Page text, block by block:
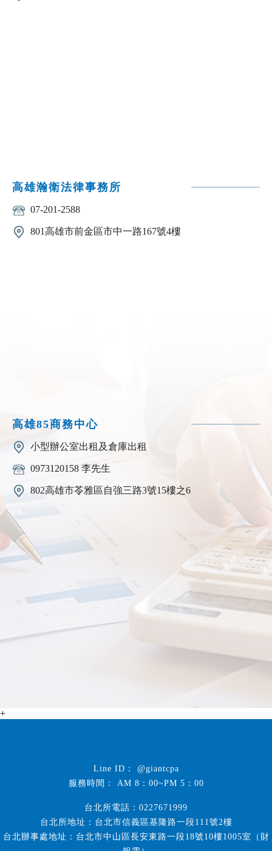
高雄瀚衛法律事務所
07-201-2588
801高雄市前金區市中一路167號4樓
高雄85商務中心
小型辦公室出租及倉庫出租
0973120158 李先生
802高雄市苓雅區自強三路3號15樓之6
+
@giantcpa
AM 8：00~PM 5：00
台北所電話：0227671999
台北所地址：台北市信義區基隆路一段111號2樓
台北辦事處地址：台北市中山區長安東路一段18號10樓1005室（財